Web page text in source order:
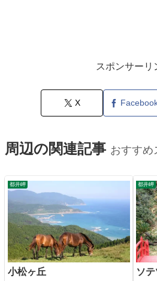
スポンサーリ
X
周辺の関連記事 おすすめ
都井岬
小松ヶ丘
都井岬
ソ